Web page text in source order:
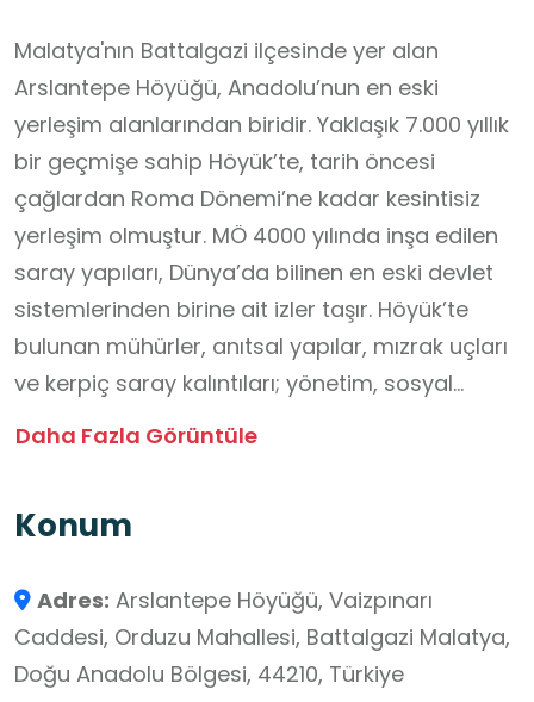
Malatya'nın Battalgazi ilçesinde yer alan
Arslantepe Höyüğü, Anadolu’nun en eski
yerleşim alanlarından biridir. Yaklaşık 7.000 yıllık
bir geçmişe sahip Höyük’te, tarih öncesi
çağlardan Roma Dönemi’ne kadar kesintisiz
yerleşim olmuştur. MÖ 4000 yılında inşa edilen
saray yapıları, Dünya’da bilinen en eski devlet
sistemlerinden birine ait izler taşır. Höyük’te
bulunan mühürler, anıtsal yapılar, mızrak uçları
ve kerpiç saray kalıntıları; yönetim, sosyal
sınıflar ve ilk bürokratik düzen hakkında önemli
olarak dikkat çeker. Bu da savaş teknolojisinin
büyük öneme sahiptir. Kazılarda ortaya
çıkarılan “Aslanlı Geçit” ve duvar resimleri,
dönemin sanat anlayışını ve inanç sistemini
Daha Fazla Görüntüle
Konum
Adres: Arslantepe Höyüğü, Vaizpınarı
Caddesi, Orduzu Mahallesi, Battalgazi Malatya,
Doğu Anadolu Bölgesi, 44210, Türkiye